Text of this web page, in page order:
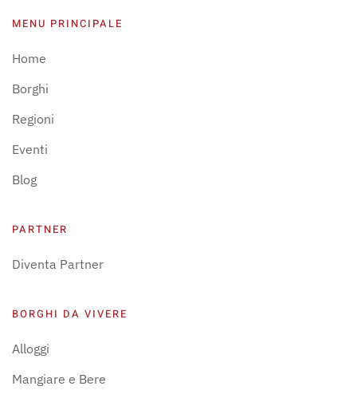
MENU PRINCIPALE
Home
Borghi
Regioni
Eventi
Blog
PARTNER
Diventa Partner
BORGHI DA VIVERE
Alloggi
Mangiare e Bere